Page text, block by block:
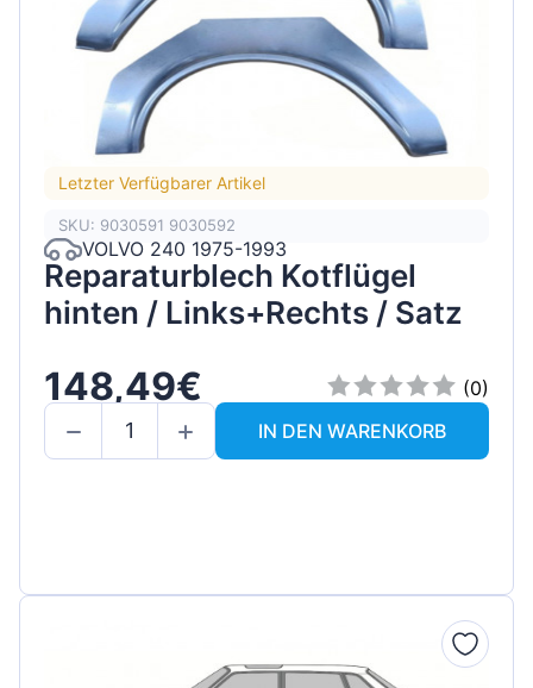
Letzter Verfügbarer Artikel
SKU: 9030591 9030592
VOLVO 240 1975-1993
Reparaturblech Kotflügel
hinten / Links+Rechts / Satz
148,49€
(0)
IN DEN WARENKORB